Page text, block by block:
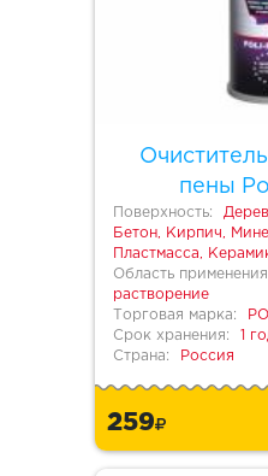
пены
Поверхность:
Бетон, Кирпич,
Пластмасса,
Область
растворение
Торговая марка:
Срок хранения:
1
Страна:
Россия
259